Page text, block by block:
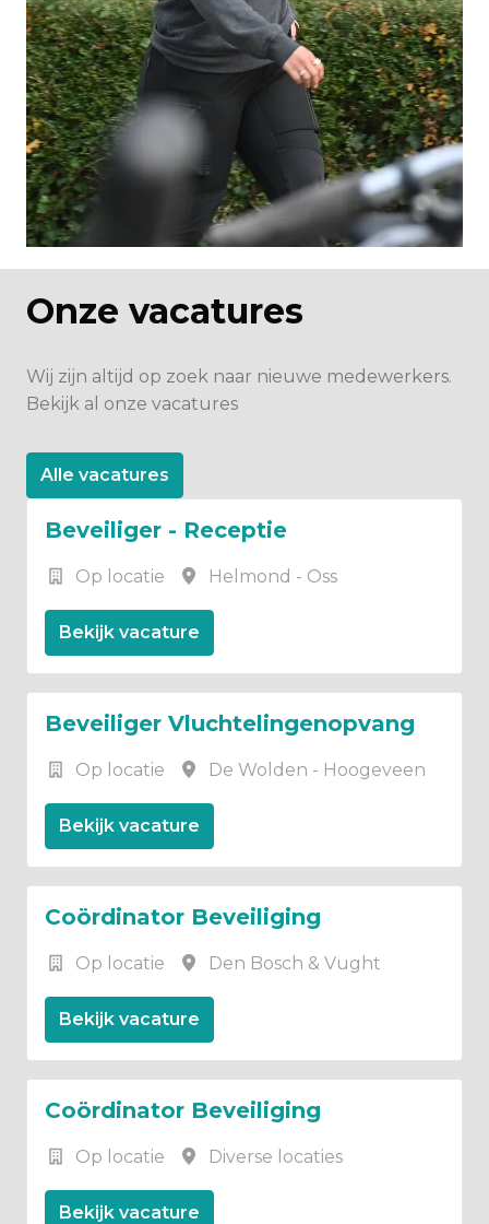
Onze vacatures
Wij zijn altijd op zoek naar nieuwe medewerkers.
Bekijk al onze vacatures
Alle vacatures
Beveiliger - Receptie
Op locatie Helmond - Oss
Bekijk vacature
Beveiliger Vluchtelingenopvang
Op locatie De Wolden - Hoogeveen
Bekijk vacature
Coördinator Beveiliging
Op locatie Den Bosch & Vught
Bekijk vacature
Coördinator Beveiliging
Op locatie Diverse locaties
Bekijk vacature